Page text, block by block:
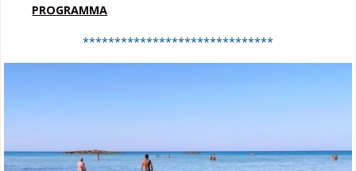
PROGRAMMA
******************************